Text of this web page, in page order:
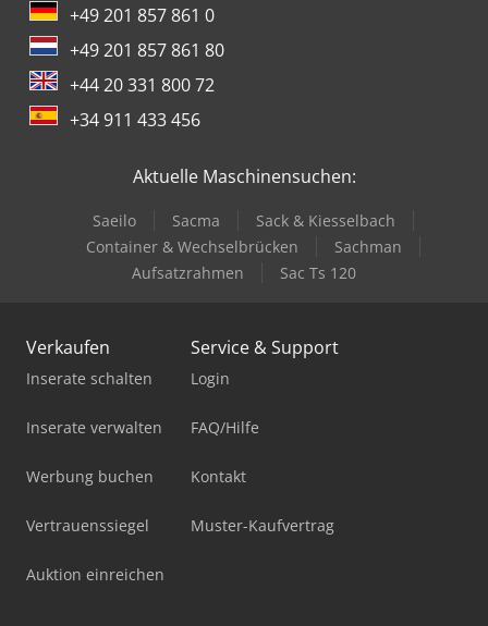
+49 201 857 861 0
+49 201 857 861 80
+44 20 331 800 72
+34 911 433 456
Aktuelle Maschinensuchen:
Saeilo Sacma
Sack & Kiesselbach
Container & Wechselbrücken
Sachman
Aufsatzrahmen
Sac Ts 120
Verkaufen
Inserate schalten
Inserate verwalten
Werbung buchen
Vertrauenssiegel
Auktion einreichen
Service & Support
Login
FAQ/Hilfe
Kontakt
Muster-Kaufvertrag